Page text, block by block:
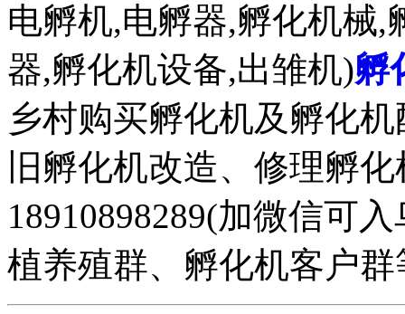
电孵机,电孵器,孵化机械,
器,孵化机设备,出雏机)孵
乡村购买孵化机及孵化
旧孵化机改造、修理孵
18910898289(加微信可
植养殖群、孵化机客户